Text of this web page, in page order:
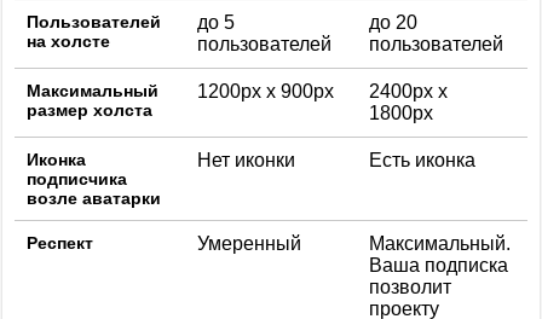
Пользователей
на холсте
до 5
пользователей
до 20
пользователей
Максимальный
размер холста
1200px x 900px
2400px x
1800px
Иконка
подписчика
возле аватарки
Нет иконки Есть иконка
Респект Умеренный
Максимальный.
Ваша подписка
позволит
проекту